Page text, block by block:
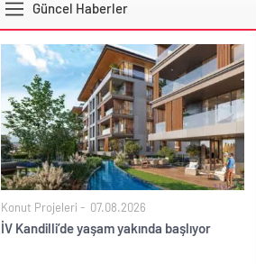
Güncel Haberler
Konut Projeleri 07.08.2026
İV Kandilli’de yaşam yakında başlıyor